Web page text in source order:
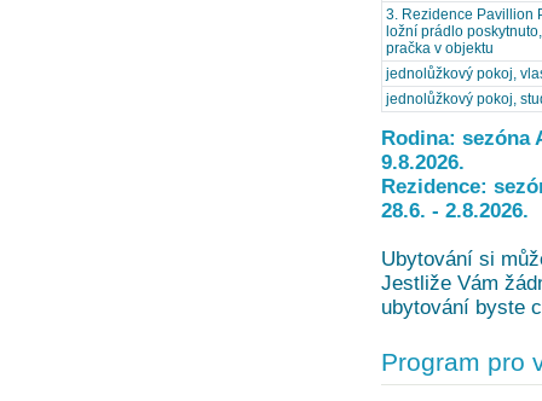
3. Rezidence Pavillion
ložní prádlo
pračka v objektu
jednolůžkový pokoj,
jednolůžkový pokoj,
Rodina: sezóna
9.8.2026.
Rezidence:
28.6. - 2.8.2026.
Ubytování si
Jestliže Vám
ubytování byste
Program pro